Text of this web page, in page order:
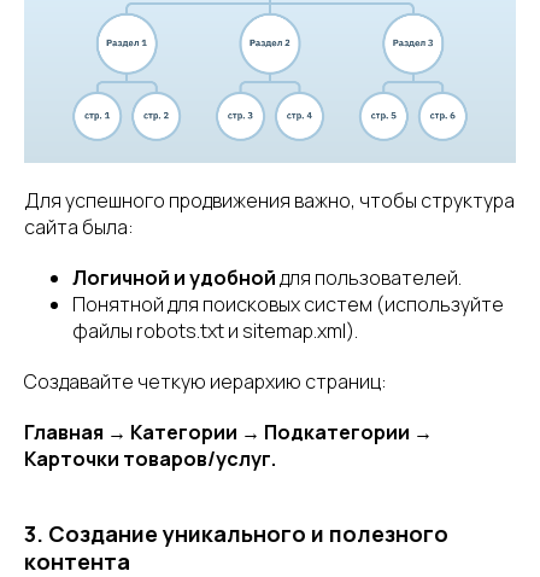
Для успешного продвижения важно, чтобы структура
сайта была:
Логичной и удобнойдля пользователей.
Понятной для поисковых систем (используйте
файлы robots.txt и sitemap.xml).
Создавайте четкую иерархию страниц:
Главная → Категории → Подкатегории →
Карточки товаров/услуг.
3. Создание уникального и полезного
контента